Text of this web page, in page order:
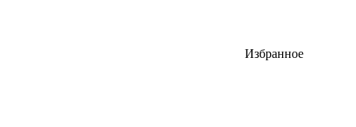
Избранное